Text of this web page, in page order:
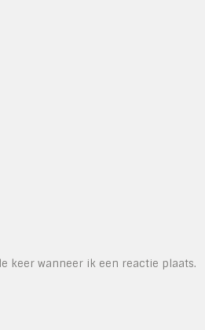
keer wanneer ik een reactie plaats.